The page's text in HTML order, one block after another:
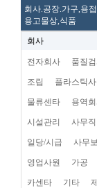
회사.공장.가구,용
용고물상,식품
회사
전자회사 품질
조립 플라스틱
물류센타 용역
시설관리 사무직
일당/시급 사무
영업사원 가공
카센타 기타